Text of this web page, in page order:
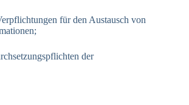
für den Austausch von
der